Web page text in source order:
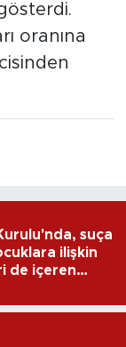
oranına
suça
ilişkin
de içeren